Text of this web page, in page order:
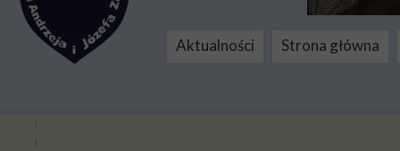
Aktualności Strona główna